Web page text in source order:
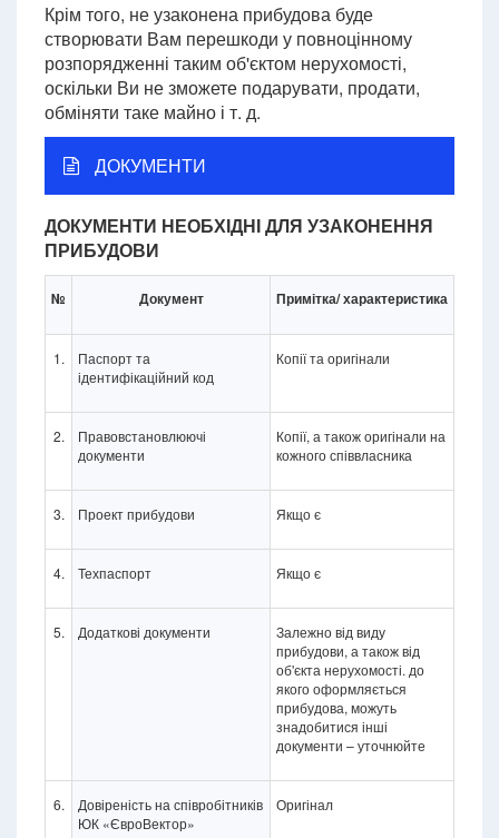
Крім того, не узаконена прибудова буде
створювати Вам перешкоди у повноцінному
розпорядженні таким об'єктом нерухомості,
оскільки Ви не зможете подарувати, продати,
обміняти таке майно і т. д.
ДОКУМЕНТИ
ДОКУМЕНТИ НЕОБХІДНІ ДЛЯ УЗАКОНЕННЯ
ПРИБУДОВИ
№ Документ Примітка/ характеристика
1.
Паспорт та
ідентифікаційний код
Копії та оригінали
2.
Правовстановлюючі
документи
Копії, а також оригінали на
кожного співвласника
3. Проект прибудови Якщо є
4. Техпаспорт Якщо є
5. Додаткові документи
Залежно від виду
прибудови, а також від
об'єкта нерухомості. до
якого оформляється
прибудова, можуть
знадобитися інші
документи – уточнюйте
6.
Довіреність на співробітників
ЮК «ЄвроВектор»
Оригінал